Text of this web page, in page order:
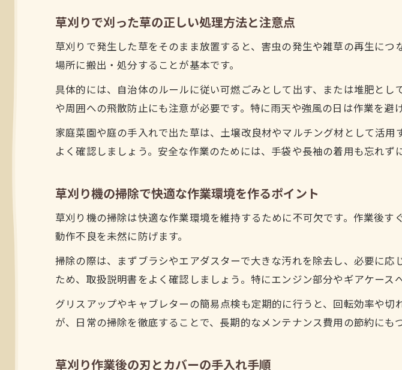
草刈り作業前後の
草刈り道具のメン
刈払機の掃除やグリス
草刈り後の刈払機
グリスアップのタイ
草刈り作業後の点
キャブレターなど
作業後の草刈り手
刃の確認と草刈り
草刈り機の清掃と
草刈り時に避けたい
草刈りで刈った草の正しい処理方法と注意点
草刈りで発生した草をそのまま放置すると、害虫の発生や雑草の再生に
場所に搬出・処分することが基本です。
具体的には、自治体のルールに従い可燃ごみとして出す、または堆肥と
や周囲への飛散防止にも注意が必要です。特に雨天や強風の日は作業を避
家庭菜園や庭の手入れで出た草は、土壌改良材やマルチング材として活
よく確認しましょう。安全な作業のためには、手袋や長袖の着用も忘れず
草刈り機の掃除で快適な作業環境を作るポイント
草刈り機の掃除は快適な作業環境を維持するために不可欠です。作業後
動作不良を未然に防げます。
掃除の際は、まずブラシやエアダスターで大きな汚れを除去し、必要に
ため、取扱説明書をよく確認しましょう。特にエンジン部分やギアケース
グリスアップやキャブレターの簡易点検も定期的に行うと、回転効率や
が、日常の掃除を徹底することで、長期的なメンテナンス費用の節約にも